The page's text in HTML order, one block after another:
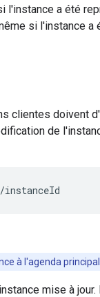
l'instance a été
si l'instance a
clientes doivent
de
à l'agenda
mise à